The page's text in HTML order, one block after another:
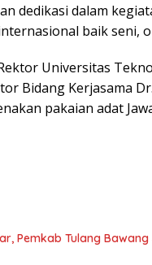
dedikasi dalam
baik seni,
Universitas
Bidang Kerjasama
pakaian adat
Pemkab Tulang